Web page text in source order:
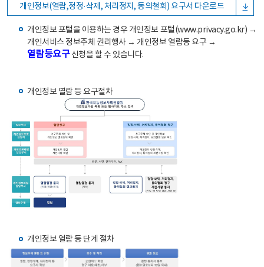
개인정보(열람,정정·삭제, 처리정지, 동의철회) 요구서 다운로드
개인정보 포털을 이용하는 경우 개인정보 포털(www.privacy.go.kr) →
개인서비스 정보주체 권리행사 → 개인정보 열람등 요구 →
열람등요구신청을 할 수 있습니다.
개인정보 열람 등 요구절차
개인정보 열람 등 단계 절차